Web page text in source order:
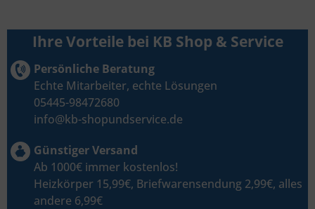
Ihre Vorteile bei KB Shop & Service
Persönliche Beratung
Echte Mitarbeiter, echte Lösungen
05445-98472680
info@kb-shopundservice.de
Günstiger Versand
Ab 1000€ immer kostenlos!
Heizkörper 15,99€, Briefwarensendung 2,99€, alles
andere 6,99€